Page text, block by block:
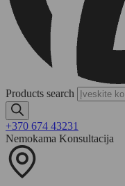
Products search
+370 674 43231
Nemokama Konsultacija